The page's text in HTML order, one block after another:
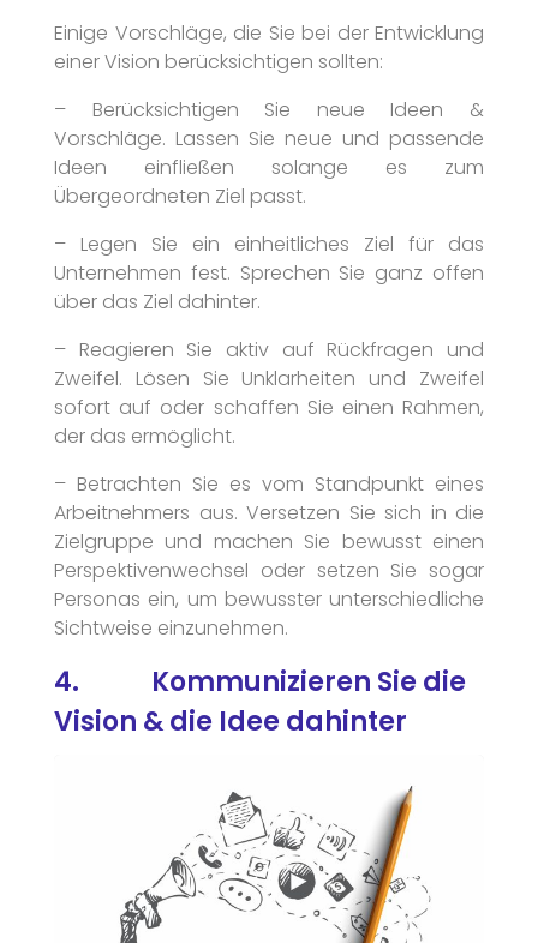
Einige Vorschläge, die Sie bei der Entwicklung
einer Vision berücksichtigen sollten:
– Berücksichtigen Sie neue Ideen &
Vorschläge. Lassen Sie neue und passende
Ideen einfließen solange es zum
Übergeordneten Ziel passt.
– Legen Sie ein einheitliches Ziel für das
Unternehmen fest. Sprechen Sie ganz offen
über das Ziel dahinter.
– Reagieren Sie aktiv auf Rückfragen und
Zweifel. Lösen Sie Unklarheiten und Zweifel
sofort auf oder schaffen Sie einen Rahmen,
der das ermöglicht.
– Betrachten Sie es vom Standpunkt eines
Arbeitnehmers aus. Versetzen Sie sich in die
Zielgruppe und machen Sie bewusst einen
Perspektivenwechsel oder setzen Sie sogar
Personas ein, um bewusster unterschiedliche
Sichtweise einzunehmen.
4. Kommunizieren Sie die
Vision & die Idee dahinter